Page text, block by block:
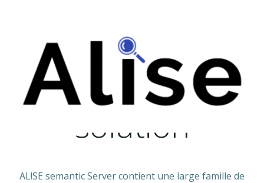
content
Construisez votre
solution
AL!SE semantic Server contient une large famille de